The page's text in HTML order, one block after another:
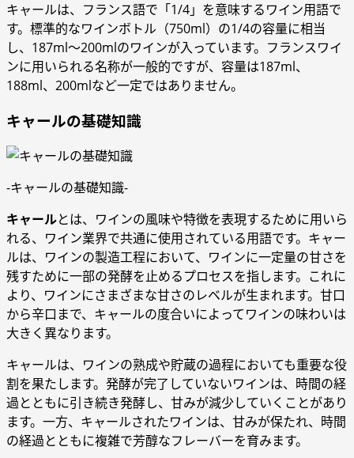
キャールは、フランス語で「1/4」を意味するワイン用語で
す。標準的なワインボトル（750ml）の1/4の容量に相当
し、187ml～200mlのワインが入っています。フランスワイ
ンに用いられる名称が一般的ですが、容量は187ml、
188ml、200mlなど一定ではありません。
キャールの基礎知識
-キャールの基礎知識-
キャールとは、ワインの風味や特徴を表現するために用いら
れる、ワイン業界で共通に使用されている用語です。キャー
ルは、ワインの製造工程において、ワインに一定量の甘さを
残すために一部の発酵を止めるプロセスを指します。これに
より、ワインにさまざまな甘さのレベルが生まれます。甘口
から辛口まで、キャールの度合いによってワインの味わいは
大きく異なります。
キャールは、ワインの熟成や貯蔵の過程においても重要な役
割を果たします。発酵が完了していないワインは、時間の経
過とともに引き続き発酵し、甘みが減少していくことがあり
ます。一方、キャールされたワインは、甘みが保たれ、時間
の経過とともに複雑で芳醇なフレーバーを育みます。